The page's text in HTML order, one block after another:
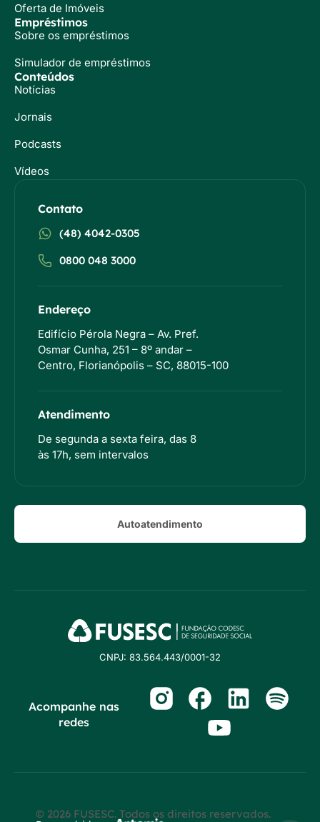
Oferta de Imóveis
Empréstimos
Sobre os empréstimos
Simulador de empréstimos
Conteúdos
Notícias
Jornais
Podcasts
Vídeos
Contato
(48) 4042-0305
0800 048 3000
Endereço
Edifício Pérola Negra – Av. Pref.
Osmar Cunha, 251 – 8º andar –
Centro, Florianópolis – SC, 88015-100
Atendimento
De segunda a sexta feira, das 8
às 17h, sem intervalos
Autoatendimento
CNPJ: 83.564.443/0001-32
Acompanhe nas
redes
© 2026 FUSESC. Todos os direitos reservados.